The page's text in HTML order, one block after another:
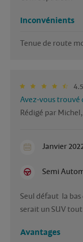
Inconvénients
Avez-vous trouvé
Rédigé par
Janvier
Semi
Seul défaut  la
serait un SUV
Avantages